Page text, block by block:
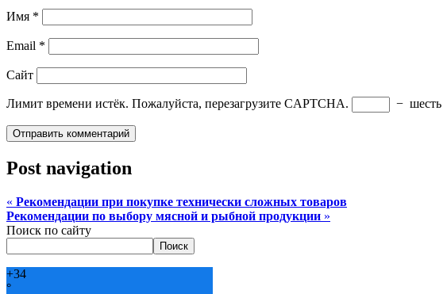
Имя *
Email *
Сайт
Лимит времени истёк. Пожалуйста, перезагрузите CAPTCHA. − шесть
Post navigation
« Рекомендации при покупке технически сложных товаров
Рекомендации по выбору мясной и рыбной продукции »
Поиск по сайту
Поиск
+34
°